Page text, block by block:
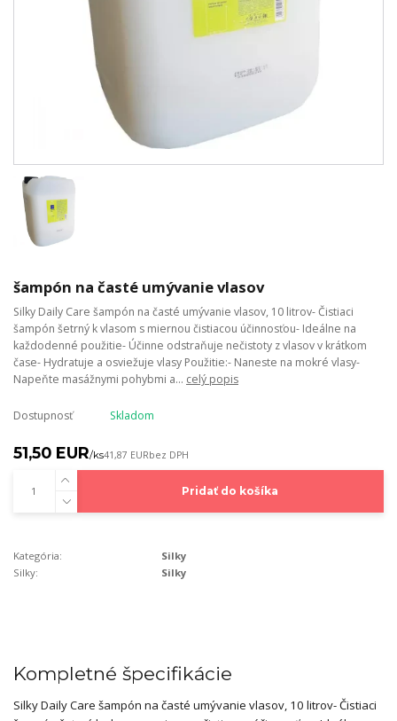
šampón na časté umývanie vlasov
Silky Daily Care šampón na časté umývanie vlasov, 10 litrov- Čistiaci
šampón šetrný k vlasom s miernou čistiacou účinnosťou- Ideálne na
každodenné použitie- Účinne odstraňuje nečistoty z vlasov v krátkom
čase- Hydratuje a osviežuje vlasy Použitie:- Naneste na mokré vlasy-
Napeňte masážnymi pohybmi a... celý popis
Dostupnosť Skladom
51,50 EUR/ks41,87 EURbez DPH
Pridať do košíka
Kategória:
Silky
Silky:
Silky
Kompletné špecifikácie
Silky Daily Care šampón na časté umývanie vlasov, 10 litrov- Čistiaci